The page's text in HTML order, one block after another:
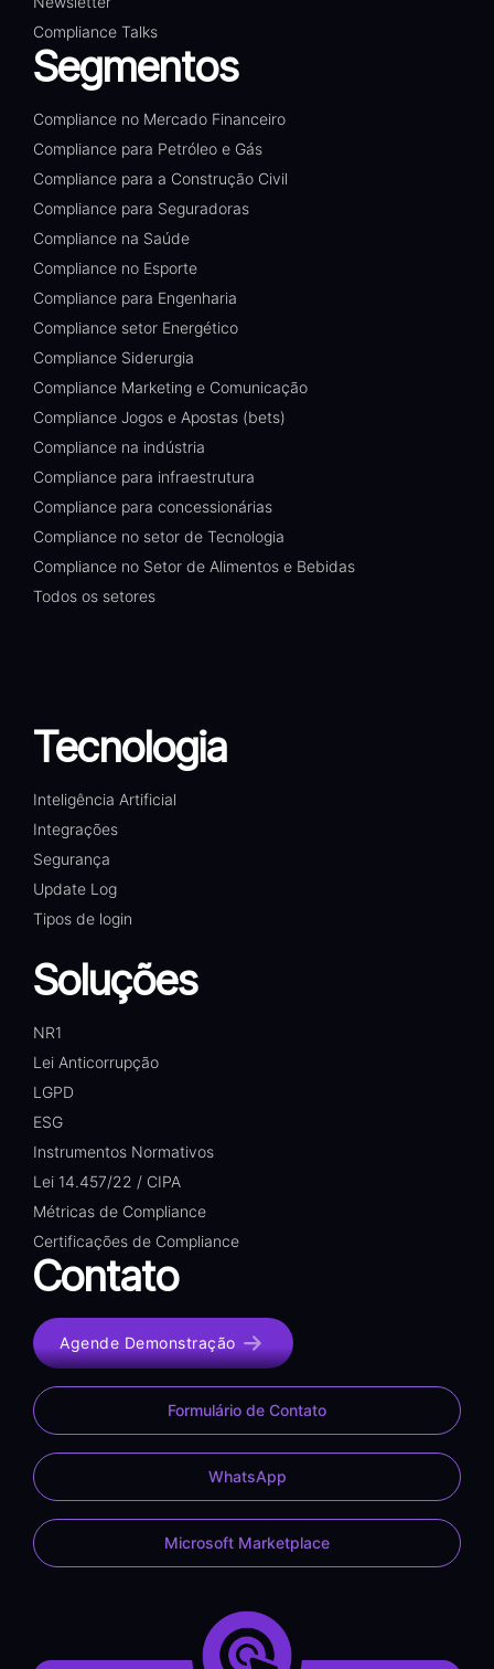
Compliance Talks
Segmentos
Compliance no Mercado Financeiro
Compliance para Petróleo e Gás
Compliance para a Construção Civil
Compliance para Seguradoras
Compliance na Saúde
Compliance no Esporte
Compliance para Engenharia
Compliance setor Energético
Compliance Siderurgia
Compliance Marketing e Comunicação
Compliance Jogos e Apostas (bets)
Compliance na indústria
Compliance para infraestrutura
Compliance para concessionárias
Compliance no setor de Tecnologia
Compliance no Setor de Alimentos e Bebidas
Todos os setores
Tecnologia
Inteligência Artificial
Integrações
Segurança
Update Log
Tipos de login
Soluções
NR1
Lei Anticorrupção
LGPD
ESG
Instrumentos Normativos
Lei 14.457/22 / CIPA
Métricas de Compliance
Certificações de Compliance
Contato
Agende Demonstração
Formulário de Contato
WhatsApp
Microsoft Marketplace